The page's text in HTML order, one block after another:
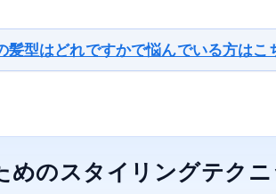
髪型はどれですかで悩んでいる方はこ
めのスタイリングテクニ